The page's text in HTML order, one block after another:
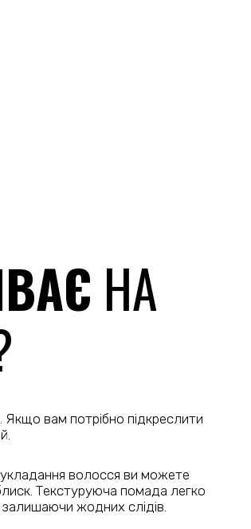
НА
Якщо вам потрібно підкреслити
волосся ви можете
Текстуруюча помада легко
жодних слідів.